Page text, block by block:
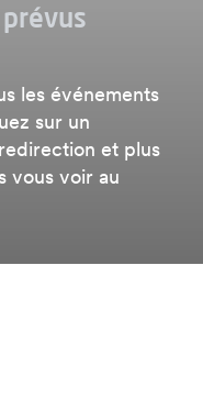
les événements
sur un
et plus
vous voir au